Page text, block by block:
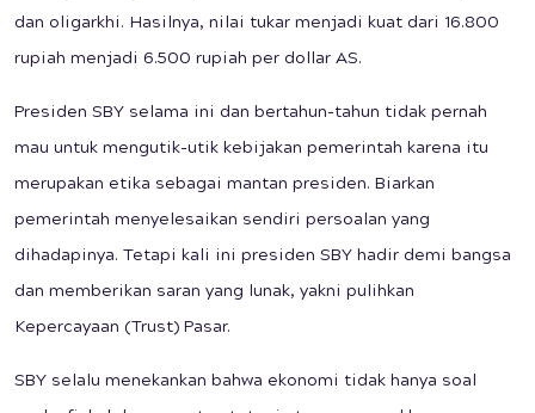
dan oligarkhi. Hasilnya, nilai tukar menjadi kuat dari 16.800
rupiah menjadi 6.500 rupiah per dollar AS.
Presiden SBY selama ini dan bertahun-tahun tidak pernah
mau untuk mengutik-utik kebijakan pemerintah karena itu
merupakan etika sebagai mantan presiden. Biarkan
pemerintah menyelesaikan sendiri persoalan yang
dihadapinya. Tetapi kali ini presiden SBY hadir demi bangsa
dan memberikan saran yang lunak, yakni pulihkan
Kepercayaan (Trust) Pasar.
SBY selalu menekankan bahwa ekonomi tidak hanya soal